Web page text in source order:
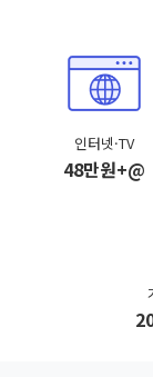
인터넷·TV
48만원+@